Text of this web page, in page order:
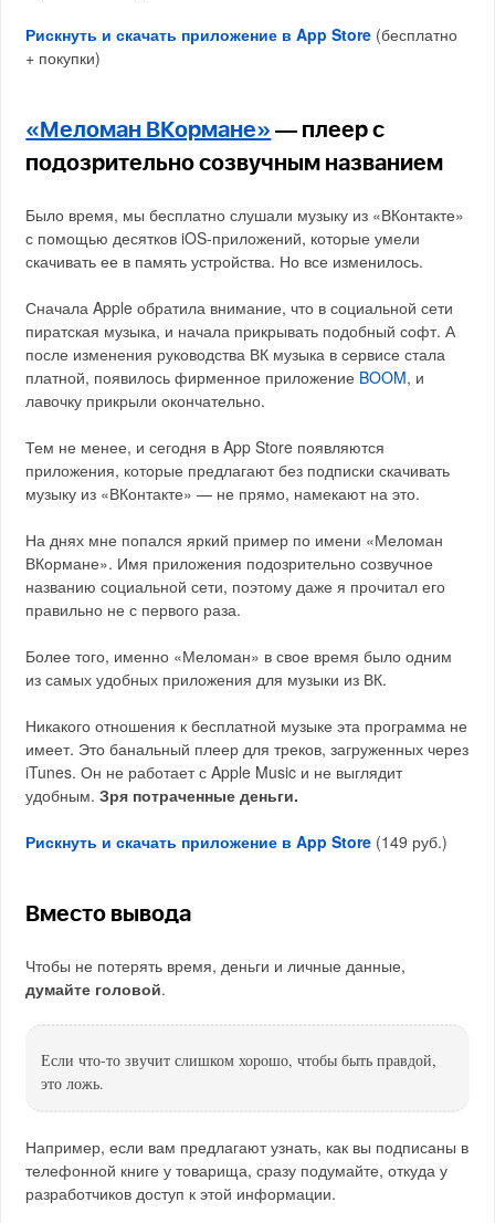
Рискнуть и скачать приложение в App Store (бесплатно
+ покупки)
«Меломан ВКормане» — плеер с
подозрительно созвучным названием
Было время, мы бесплатно слушали музыку из «ВКонтакте»
с помощью десятков iOS-приложений, которые умели
скачивать ее в память устройства. Но все изменилось.
Сначала Apple обратила внимание, что в социальной сети
пиратская музыка, и начала прикрывать подобный софт. А
после изменения руководства ВК музыка в сервисе стала
платной, появилось фирменное приложение BOOM, и
лавочку прикрыли окончательно.
Тем не менее, и сегодня в App Store появляются
приложения, которые предлагают без подписки скачивать
музыку из «ВКонтакте» — не прямо, намекают на это.
На днях мне попался яркий пример по имени «Меломан
ВКормане». Имя приложения подозрительно созвучное
названию социальной сети, поэтому даже я прочитал его
правильно не с первого раза.
Более того, именно «Меломан» в свое время было одним
из самых удобных приложения для музыки из ВК.
Никакого отношения к бесплатной музыке эта программа не
имеет. Это банальный плеер для треков, загруженных через
iTunes. Он не работает с Apple Music и не выглядит
удобным.Зря потраченные деньги.
Рискнуть и скачать приложение в App Store (149 руб.)
Вместо вывода
Чтобы не потерять время, деньги и личные данные,
думайте головой.
Если что-то звучит слишком хорошо, чтобы быть правдой,
это ложь.
Например, если вам предлагают узнать, как вы подписаны в
телефонной книге у товарища, сразу подумайте, откуда у
разработчиков доступ к этой информации.